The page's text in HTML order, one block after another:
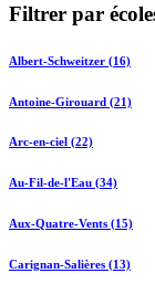
Filtrer par
Albert-Schweitzer (16)
Antoine-Girouard (21)
Arc-en-ciel (22)
Au-Fil-de-l'Eau (34)
Aux-Quatre-Vents (15)
Carignan-Salières (13)